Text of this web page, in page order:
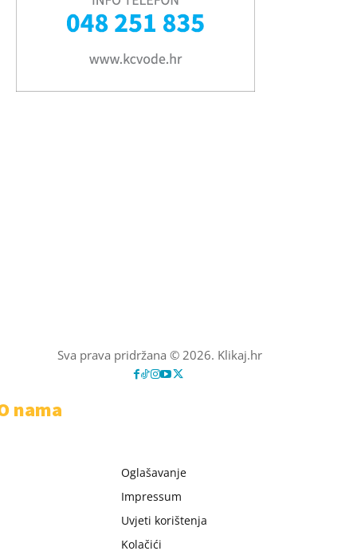
Sva prava pridržana © 2026. Klikaj.hr
nama
Oglašavanje
Impressum
Uvjeti korištenja
Kolačići